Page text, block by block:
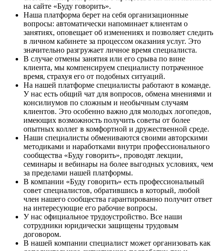
на сайте «Буду говорить».
Наша платформа берет на себя организационные
вопросы: автоматически напоминает клиентам о
занятиях, оповещает об изменениях и позволяет следить
в личном кабинете за процессом оказания услуг. Это
значительно разгружает личное время специалиста.
В случае отмены занятия или его срыва по вине
клиента, мы компенсируем специалисту потраченное
время, страхуя его от подобных ситуаций.
На нашей платформе специалисты работают в команде.
У нас есть общий чат для вопросов, обмена мнениями и
консилиумов по сложным и необычным случаям
клиентов. Это особенно важно для молодых логопедов,
имеющих возможность получить советы от более
опытных коллег в комфортной и дружественной среде.
Наши специалисты обмениваются своими авторскими
методиками и наработками внутри профессионального
сообщества «Буду говорить», проводят лекции,
семинары и вебинары на более выгодных условиях, чем
за пределами нашей платформы.
В компании «Буду говорить» есть профессиональный
совет специалистов, обратившись в который, любой
член нашего сообщества гарантированно получит ответ
на интересующие его рабочие вопросы.
У нас официальное трудоустройство. Все наши
сотрудники юридически защищены трудовым
договором.
В нашей компании специалист может организовать как